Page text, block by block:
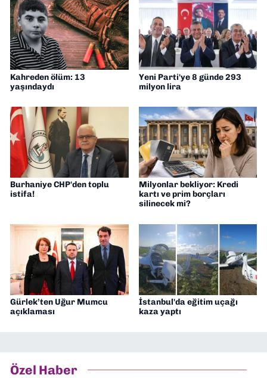
Kahreden ölüm: 13
yaşındaydı
Yeni Parti'ye 8 günde 293
milyon lira
Burhaniye CHP'den toplu
istifa!
Milyonlar bekliyor: Kredi
kartı ve prim borçları
silinecek mi?
Gürlek’ten Uğur Mumcu
açıklaması
İstanbul'da eğitim uçağı
kaza yaptı
Özel Haber